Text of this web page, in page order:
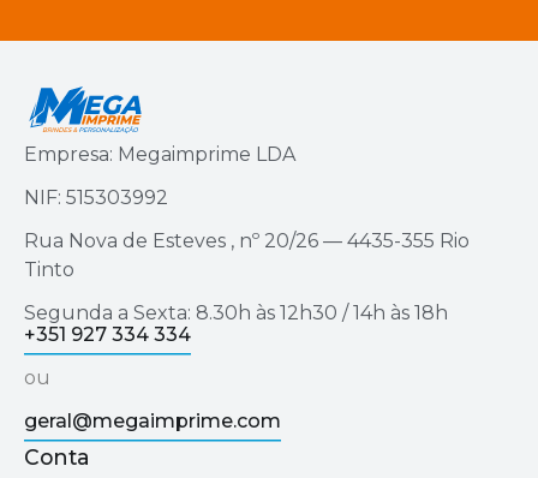
Empresa: Megaimprime LDA
NIF: 515303992
Rua Nova de Esteves , nº 20/26 — 4435-355 Rio
Tinto
Segunda a Sexta: 8.30h às 12h30 / 14h às 18h
+351 927 334 334
ou
geral@megaimprime.com
Conta